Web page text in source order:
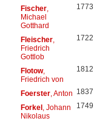
Fischer,
Michael
Gotthard
1773
Fleischer,
Friedrich
Gottlob
1722
Flotow,
Friedrich von
1812
Foerster, Anton 1837
Forkel, Johann
Nikolaus
1749